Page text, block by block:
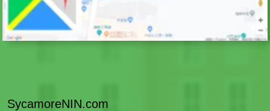
SycamoreNIN.com